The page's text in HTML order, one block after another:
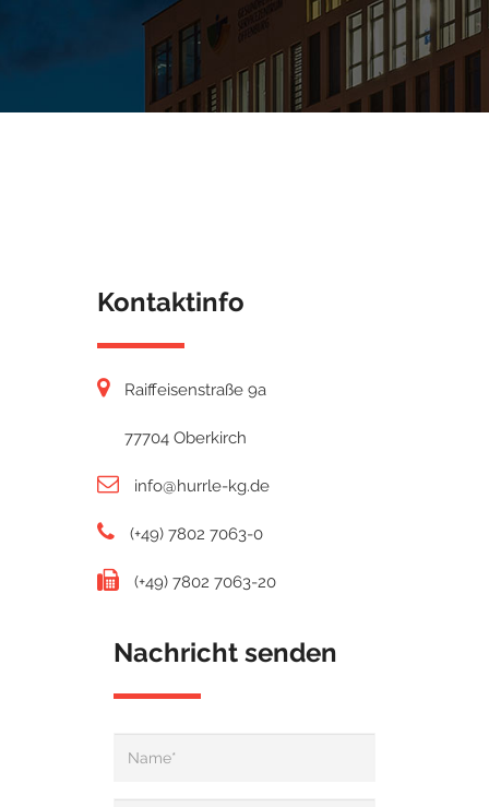
Kontaktinfo
Raiffeisenstraße 9a
77704 Oberkirch
info@hurrle-kg.de
(+49) 7802 7063-0
(+49) 7802 7063-20
Nachricht senden